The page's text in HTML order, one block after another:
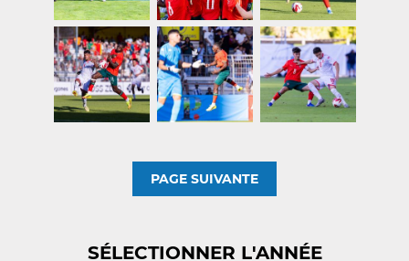
PAGE SUIVANTE
SÉLECTIONNER L'ANNÉE